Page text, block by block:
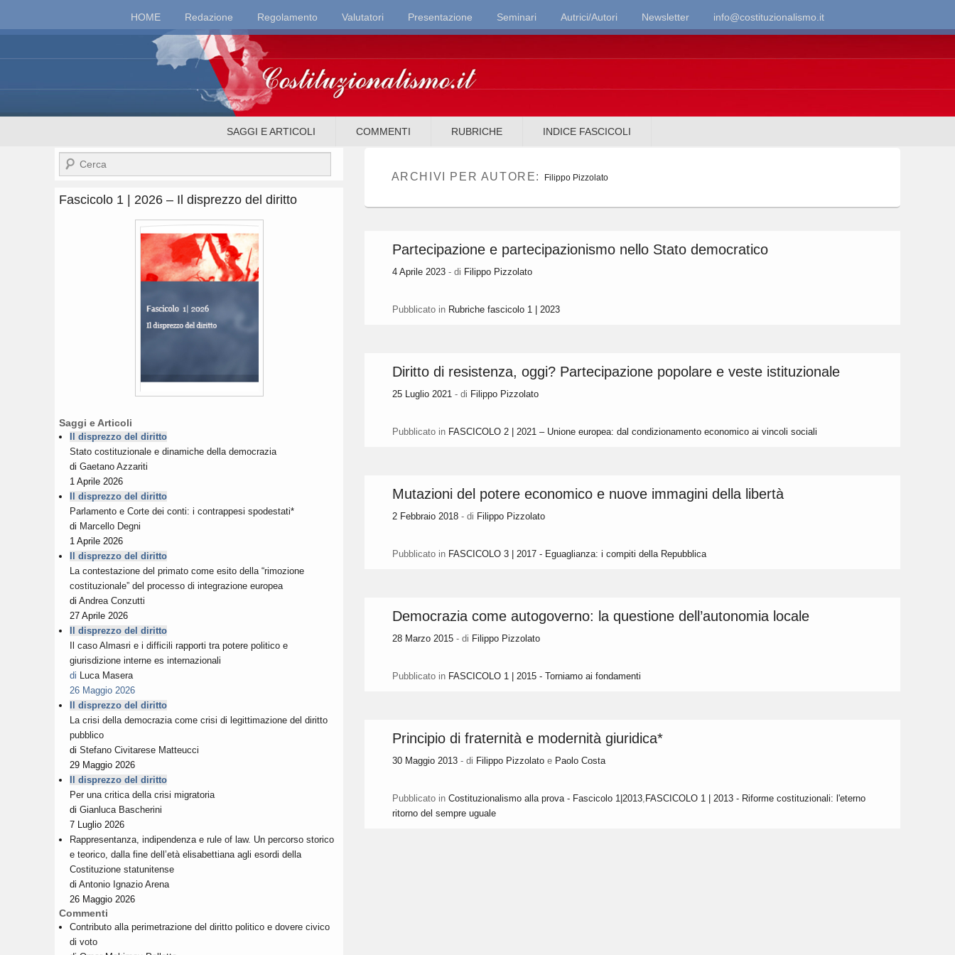
HOME Redazione Regolamento Valutatori Presentazione Seminari Autrici/Autori Newsletter info@costituzionalismo.it
Costituzionalismo.it
SAGGI E ARTICOLI COMMENTI RUBRICHE INDICE FASCICOLI
ARCHIVI PER AUTORE: Filippo Pizzolato
Partecipazione e partecipazionismo nello Stato democratico
4 Aprile 2023 - di Filippo Pizzolato
Pubblicato in Rubriche fascicolo 1 | 2023
Diritto di resistenza, oggi? Partecipazione popolare e veste istituzionale
25 Luglio 2021 - di Filippo Pizzolato
Pubblicato in FASCICOLO 2 | 2021 – Unione europea: dal condizionamento economico ai vincoli sociali
Mutazioni del potere economico e nuove immagini della libertà
2 Febbraio 2018 - di Filippo Pizzolato
Pubblicato in FASCICOLO 3 | 2017 - Eguaglianza: i compiti della Repubblica
Democrazia come autogoverno: la questione dell’autonomia locale
28 Marzo 2015 - di Filippo Pizzolato
Pubblicato in FASCICOLO 1 | 2015 - Torniamo ai fondamenti
Principio di fraternità e modernità giuridica*
30 Maggio 2013 - di Filippo Pizzolato e Paolo Costa
Pubblicato in Costituzionalismo alla prova - Fascicolo 1|2013, FASCICOLO 1 | 2013 - Riforme costituzionali: l'eterno
ritorno del sempre uguale
Cerca
Fascicolo 1 | 2026 – Il disprezzo del diritto
Saggi e Articoli
Il disprezzo del diritto
Stato costituzionale e dinamiche della democrazia
di Gaetano Azzariti
1 Aprile 2026
Il disprezzo del diritto
Parlamento e Corte dei conti: i contrappesi spodestati*
di Marcello Degni
1 Aprile 2026
Il disprezzo del diritto
La contestazione del primato come esito della “rimozione
costituzionale” del processo di integrazione europea
di Andrea Conzutti
27 Aprile 2026
Il disprezzo del diritto
Il caso Almasri e i difficili rapporti tra potere politico e
giurisdizione interne es internazionali
di Luca Masera
26 Maggio 2026
Il disprezzo del diritto
La crisi della democrazia come crisi di legittimazione del diritto
pubblico
di Stefano Civitarese Matteucci
29 Maggio 2026
Il disprezzo del diritto
Per una critica della crisi migratoria
di Gianluca Bascherini
7 Luglio 2026
Rappresentanza, indipendenza e rule of law. Un percorso storico
e teorico, dalla fine dell’età elisabettiana agli esordi della
Costituzione statunitense
di Antonio Ignazio Arena
26 Maggio 2026
Commenti
Contributo alla perimetrazione del diritto politico e dovere civico
di voto